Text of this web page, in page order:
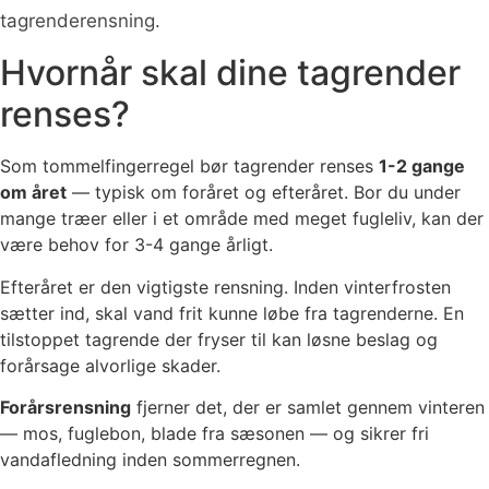
tagrenderensning.
Hvornår skal dine tagrender
renses?
Som tommelfingerregel bør tagrender renses 1-2 gange
om året — typisk om foråret og efteråret. Bor du under
mange træer eller i et område med meget fugleliv, kan der
være behov for 3-4 gange årligt.
Efteråret er den vigtigste rensning. Inden vinterfrosten
sætter ind, skal vand frit kunne løbe fra tagrenderne. En
tilstoppet tagrende der fryser til kan løsne beslag og
forårsage alvorlige skader.
Forårsrensning fjerner det, der er samlet gennem vinteren
— mos, fuglebon, blade fra sæsonen — og sikrer fri
vandafledning inden sommerregnen.